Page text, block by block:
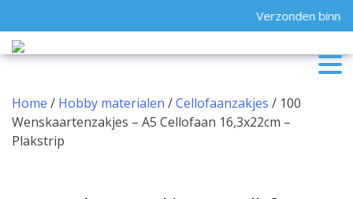
to
content
Verzonden
Home / Hobby materialen /Cellofaanzakjes / 100
Wenskaartenzakjes – A5 Cellofaan 16,3x22cm –
Plakstrip